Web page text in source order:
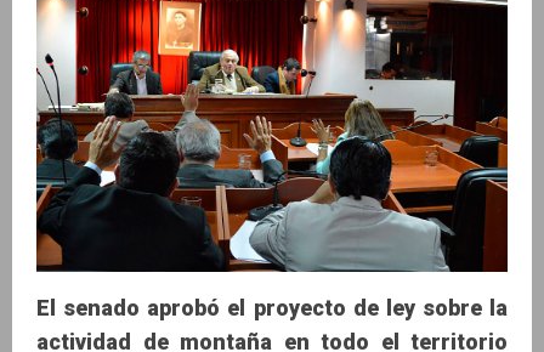
El senado aprobó el proyecto de ley sobre la
actividad de montaña en todo el territorio